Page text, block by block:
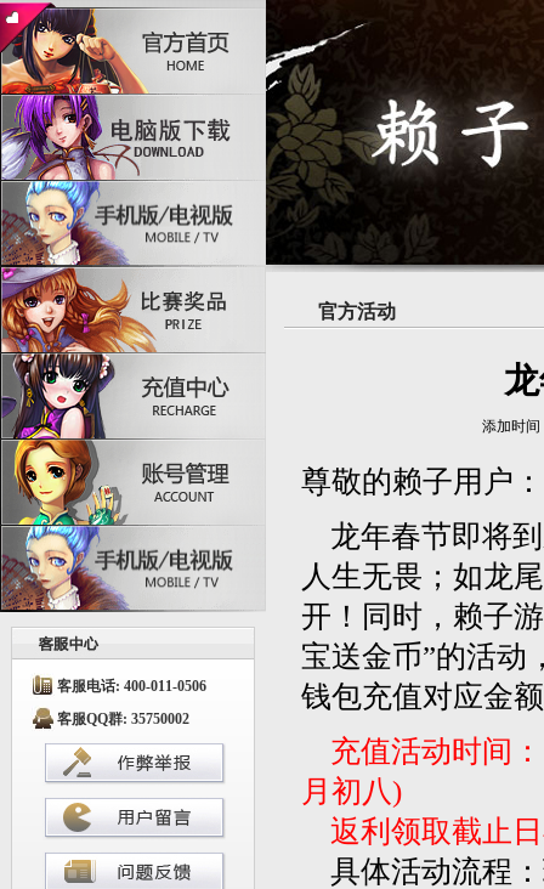
客服电话: 400-011-0506
客服QQ群: 35750002
官方活动
添加时间
尊敬的赖子用户：
龙年春节即将到
人生无畏；如龙
开！同时，赖子
宝送金币”的活动
钱包充值对应金
充值活动时间：
月初八)
返利领取截止日
具体活动流程：